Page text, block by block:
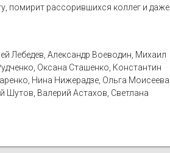
помирит рассорившихся коллег и даже
Лебедев, Александр Воеводин, Михаил
Оксана Сташенко, Константин
Нина Нижерадзе, Ольга Моисеева,
Шутов, Валерий Астахов, Светлана